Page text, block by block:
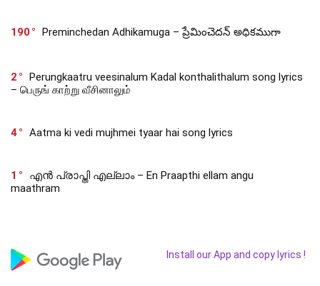
190 Preminchedan Adhikamuga – ప్రేమించెదన్ అధికముగా
2
Perungkaatru veesinalum Kadal konthalithalum song lyrics
– பெருங் காற்று வீசினாலும்
4 Aatma ki vedi mujhmei tyaar hai song lyrics
1
എൻ പ്രാപ്തി എല്ലാം – En Praapthi ellam angu
maathram
Install our App and copy lyrics !